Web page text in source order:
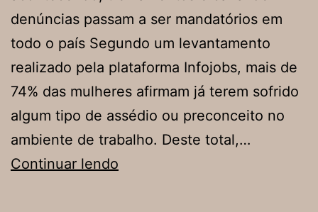
denúncias passam a ser mandatórios em
todo o país Segundo um levantamento
realizado pela plataforma Infojobs, mais de
74% das mulheres afirmam já terem sofrido
algum tipo de assédio ou preconceito no
ambiente de trabalho. Deste total,…
Continuar lendo